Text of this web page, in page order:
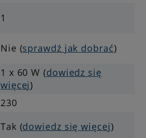
1
Nie (sprawdź jak dobrać)
1 x 60 W (dowiedz się
więcej)
230
Tak (dowiedz się więcej)